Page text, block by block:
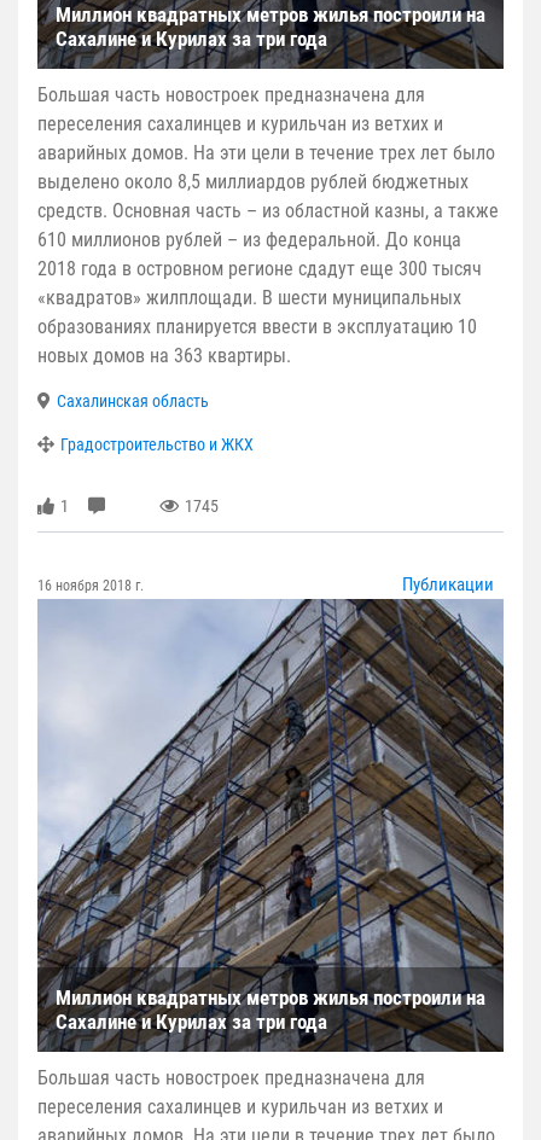
Миллион квадратных метров жилья построили на
Сахалине и Курилах за три года
Большая часть новостроек предназначена для
переселения сахалинцев и курильчан из ветхих и
аварийных домов. На эти цели в течение трех лет было
выделено около 8,5 миллиардов рублей бюджетных
средств. Основная часть – из областной казны, а также
610 миллионов рублей – из федеральной. До конца
2018 года в островном регионе сдадут еще 300 тысяч
«квадратов» жилплощади. В шести муниципальных
образованиях планируется ввести в эксплуатацию 10
новых домов на 363 квартиры.
Сахалинская область
Градостроительство и ЖКХ
1 1745
16 ноября 2018 г. Публикации
Миллион квадратных метров жилья построили на
Сахалине и Курилах за три года
Большая часть новостроек предназначена для
переселения сахалинцев и курильчан из ветхих и
аварийных домов. На эти цели в течение трех лет было